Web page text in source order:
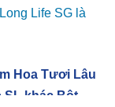
Hoa Tươi Lâu
SL khác Bột